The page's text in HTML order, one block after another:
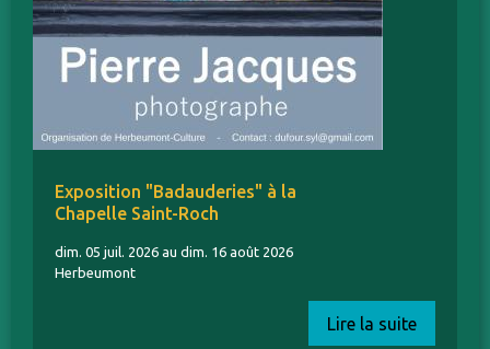
Exposition "Badauderies" à la
Chapelle Saint-Roch
dim. 05 juil. 2026 au dim. 16 août 2026
Herbeumont
Lire la suite